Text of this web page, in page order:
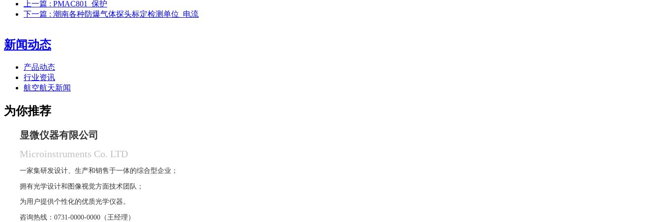
上一篇 : PMAC801_保护
下一篇 : 潮南各种防爆气体探头标定检测单位_电流
新闻动态
产品动态
行业资讯
航空航天新闻
为你推荐
显微仪器有限公司
Microinstruments Co. LTD
一家集研发设计、生产和销售于一体的综合型企业；
拥有光学设计和图像视觉方面技术团队；
为用户提供个性化的优质光学仪器。
咨询热线：0731-0000-0000（王经理）